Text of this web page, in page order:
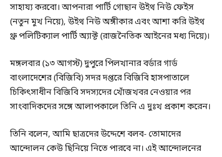
সাহায্য করবো। ‌আপনারা পার্টি গোছান উইথ নিউ ফেইস
(নতুন মুখ নিয়ে), উইথ নিউ অঙ্গীকার এবং আশা করি উইথ
থ্রু পলিটিক্যাল পার্টি অ্যাক্ট (রাজনৈতিক আইনের মধ্য দিয়ে)।
মঙ্গলবার (১৩ আগস্ট) দুপুরে পিলখানার বর্ডার গার্ড
বাংলাদেশের (বিজিবি) সদর দপ্তরে বিজিবি হাসপাতালে
চিকিৎসাধীন বিজিবি সদস্যদের খোঁজখবর নেওয়ার পর
সাংবাদিকদের সঙ্গে আলাপকালে তিনি এ দুঃখ প্রকাশ করেন।
তিনি বলেন, আমি ছাত্রদের উদ্দেশে বলব- তোমাদের
আন্দোলন কেউ ছিনিয়ে নিতে পারবে না। এই আন্দোলনের